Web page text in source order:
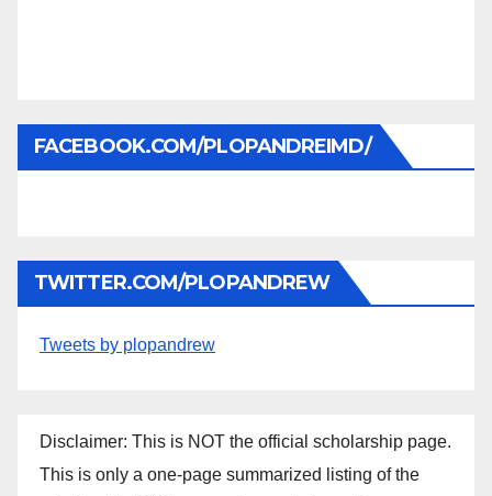
FACEBOOK.COM/PLOPANDREIMD/
TWITTER.COM/PLOPANDREW
Tweets by plopandrew
Disclaimer: This is NOT the official scholarship page.
This is only a one-page summarized listing of the